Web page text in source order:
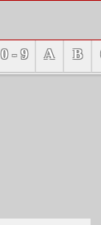
0 - 9 A B